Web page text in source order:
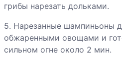
Шампиньоны с
овощами
Запеченый
картофель
грибы нарезать дольками.
5. Нарезанные шампиньоны
обжаренными овощами и
сильном огне около 2 мин.